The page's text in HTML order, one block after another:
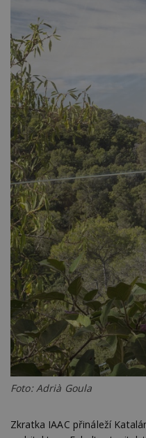
Foto: Adrià Goula
Zkratka IAAC přináleží